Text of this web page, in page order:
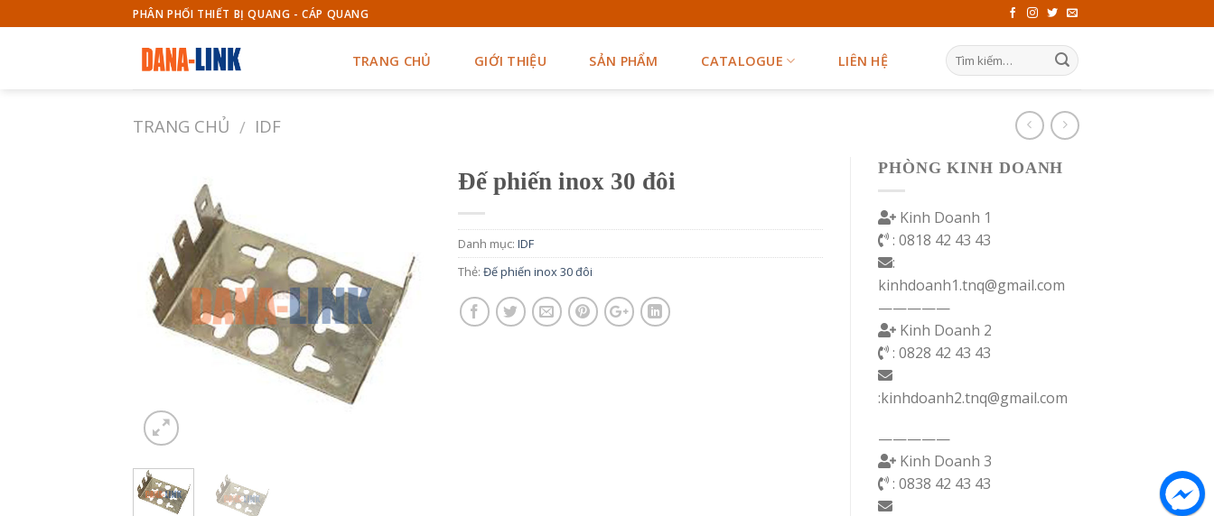
to
PHÂN PHỐI THIẾT BỊ QUANG - CÁP QUANG
TRANG CHỦ GIỚI THIỆU SẢN PHẨM CATALOGUE LIÊN HỆ
TRANG CHỦ / IDF
Đế phiến inox 30 đôi
Danh mục: IDF
Thẻ: Đế phiến inox 30 đôi
PHÒNG KINH DOANH
Kinh Doanh 1
: 0818 42 43 43
:
kinhdoanh1.tnq@gmail.com
—————
Kinh Doanh 2
: 0828 42 43 43
:kinhdoanh2.tnq@gmail.com
—————
Kinh Doanh 3
: 0838 42 43 43